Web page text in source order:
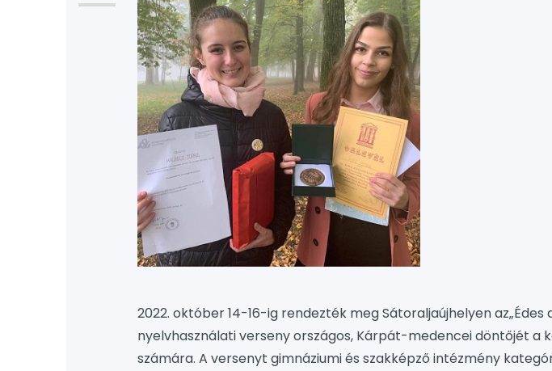
2022. október 14-16-ig rendezték meg Sátoraljaújhelyen az„Édes
nyelvhasználati verseny országos, Kárpát-medencei döntőjét a
számára. A versenyt gimnáziumi és szakképző intézmény